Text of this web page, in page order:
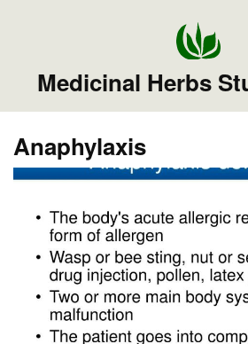
Medicinal Herbs
Anaphylaxis